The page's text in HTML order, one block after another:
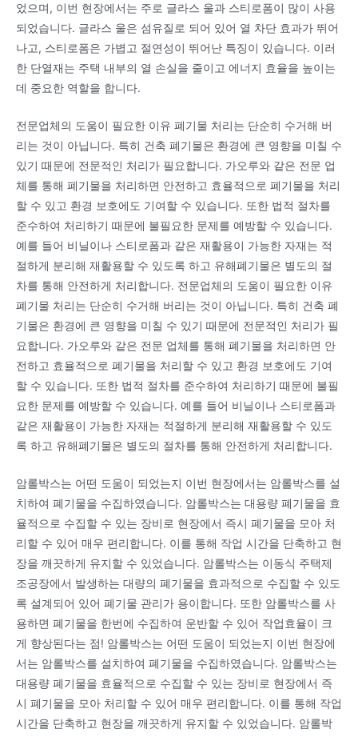
었으며, 이번 현장에서는 주로 글라스 울과 스티로폼이 많이 사용
되었습니다. 글라스 울은 섬유질로 되어 있어 열 차단 효과가 뛰어
나고, 스티로폼은 가볍고 절연성이 뛰어난 특징이 있습니다. 이러
한 단열재는 주택 내부의 열 손실을 줄이고 에너지 효율을 높이는
데 중요한 역할을 합니다.
전문업체의 도움이 필요한 이유 폐기물 처리는 단순히 수거해 버
리는 것이 아닙니다. 특히 건축 폐기물은 환경에 큰 영향을 미칠 수
있기 때문에 전문적인 처리가 필요합니다. 가오루와 같은 전문 업
체를 통해 폐기물을 처리하면 안전하고 효율적으로 폐기물을 처리
할 수 있고 환경 보호에도 기여할 수 있습니다. 또한 법적 절차를
준수하여 처리하기 때문에 불필요한 문제를 예방할 수 있습니다.
예를 들어 비닐이나 스티로폼과 같은 재활용이 가능한 자재는 적
절하게 분리해 재활용할 수 있도록 하고 유해폐기물은 별도의 절
차를 통해 안전하게 처리합니다. 전문업체의 도움이 필요한 이유
폐기물 처리는 단순히 수거해 버리는 것이 아닙니다. 특히 건축 폐
기물은 환경에 큰 영향을 미칠 수 있기 때문에 전문적인 처리가 필
요합니다. 가오루와 같은 전문 업체를 통해 폐기물을 처리하면 안
전하고 효율적으로 폐기물을 처리할 수 있고 환경 보호에도 기여
할 수 있습니다. 또한 법적 절차를 준수하여 처리하기 때문에 불필
요한 문제를 예방할 수 있습니다. 예를 들어 비닐이나 스티로폼과
같은 재활용이 가능한 자재는 적절하게 분리해 재활용할 수 있도
록 하고 유해폐기물은 별도의 절차를 통해 안전하게 처리합니다.
암롤박스는 어떤 도움이 되었는지 이번 현장에서는 암롤박스를 설
치하여 폐기물을 수집하였습니다. 암롤박스는 대용량 폐기물을 효
율적으로 수집할 수 있는 장비로 현장에서 즉시 폐기물을 모아 처
리할 수 있어 매우 편리합니다. 이를 통해 작업 시간을 단축하고 현
장을 깨끗하게 유지할 수 있었습니다. 암롤박스는 이동식 주택제
조공장에서 발생하는 대량의 폐기물을 효과적으로 수집할 수 있도
록 설계되어 있어 폐기물 관리가 용이합니다. 또한 암롤박스를 사
용하면 폐기물을 한번에 수집하여 운반할 수 있어 작업효율이 크
게 향상된다는 점! 암롤박스는 어떤 도움이 되었는지 이번 현장에
서는 암롤박스를 설치하여 폐기물을 수집하였습니다. 암롤박스는
대용량 폐기물을 효율적으로 수집할 수 있는 장비로 현장에서 즉
시 폐기물을 모아 처리할 수 있어 매우 편리합니다. 이를 통해 작업
시간을 단축하고 현장을 깨끗하게 유지할 수 있었습니다. 암롤박